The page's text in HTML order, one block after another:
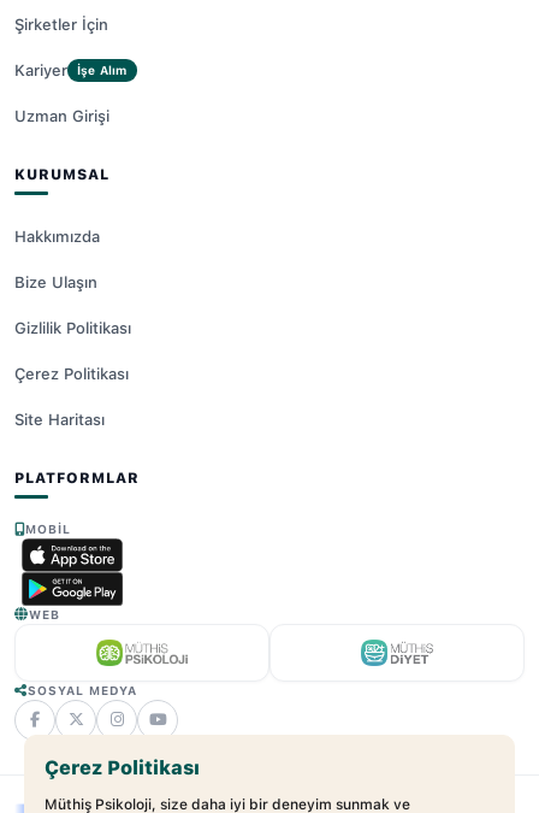
Şirketler İçin
Kariyer İşe Alım
Uzman Girişi
KURUMSAL
Hakkımızda
Bize Ulaşın
Gizlilik Politikası
Çerez Politikası
Site Haritası
PLATFORMLAR
MOBIL
WEB
SOSYAL MEDYA
Çerez Politikası
Müthiş Psikoloji, size daha iyi bir deneyim sunmak ve